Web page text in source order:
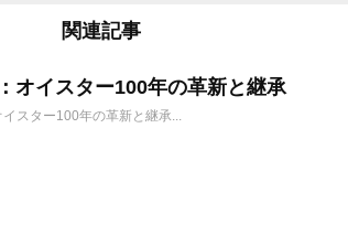
関連記事
オイスター100年の革新と継承
スター100年の革新と継承...